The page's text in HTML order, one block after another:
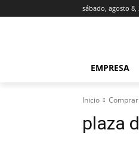
sábado, agosto 8,
EMPRESA
Inicio
plaza